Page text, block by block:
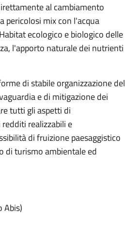
al cambiamento
pericolosi mix con l'acqua
ecologico e biologico delle
l'apporto naturale dei nutrienti
di stabile organizzazione del
e di mitigazione dei
tutti gli aspetti di
realizzabili e
di fruizione paesaggistico
di turismo ambientale ed
Abis)